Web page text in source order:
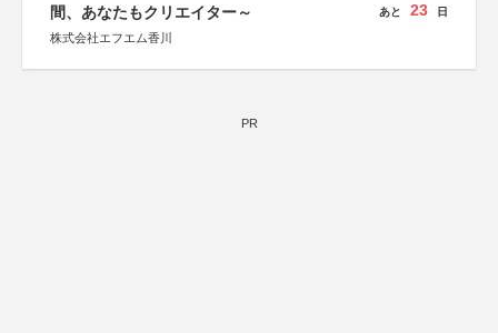
間、あなたもクリエイター～
株式会社エフエム香川
あと 23 日
PR